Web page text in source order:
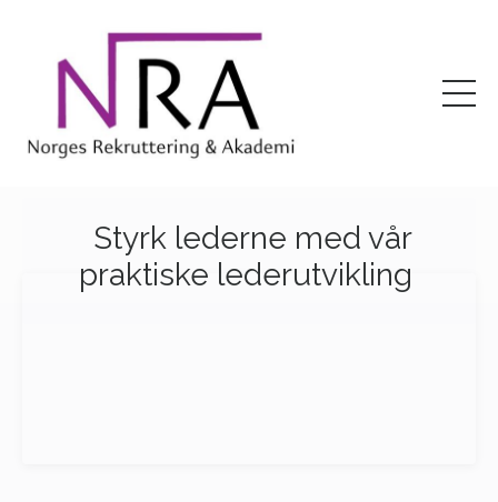
Styrk lederne med vår
praktiske lederutvikling